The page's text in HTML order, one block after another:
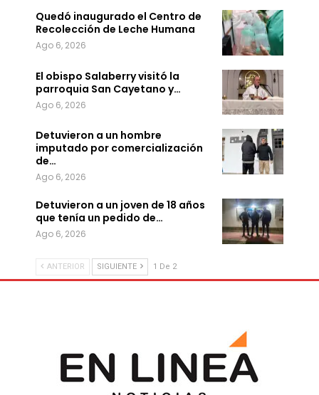
Quedó inaugurado el Centro de
Recolección de Leche Humana
Ago 6, 2026
El obispo Salaberry visitó la
parroquia San Cayetano y…
Ago 6, 2026
Detuvieron a un hombre
imputado por comercialización
de…
Ago 6, 2026
Detuvieron a un joven de 18 años
que tenía un pedido de…
Ago 6, 2026
ANTERIOR SIGUIENTE 1 De 2